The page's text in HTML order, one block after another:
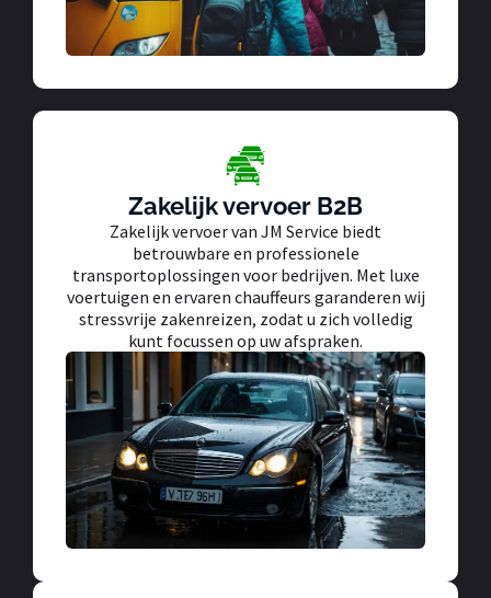
Zakelijk vervoer B2B
Zakelijk vervoer van JM Service biedt
betrouwbare en professionele
transportoplossingen voor bedrijven. Met luxe
voertuigen en ervaren chauffeurs garanderen wij
stressvrije zakenreizen, zodat u zich volledig
kunt focussen op uw afspraken.